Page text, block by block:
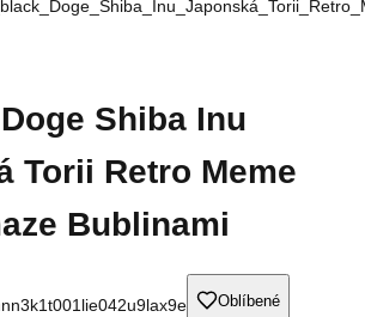
Shiba Inu
Torii Retro Meme
Bublinami
Oblíbené